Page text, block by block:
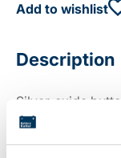
Add to wishlist
Description
Silver-oxide
Other
617, 373, SB-AJ/